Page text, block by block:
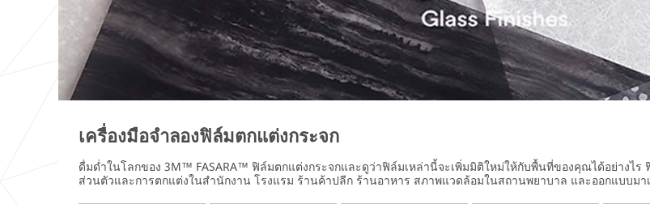
เครื่องมือจำลองฟิล์มตกแต่งกระจก
ดื่มด่ำในโลกของ 3M™ FASARA™ ฟิล์มตกแต่งกระจกและดูว่าฟิล์มเหล่านี้จะเพิ่มมิติใหม่ให้กับพื้นที่ของคุณได้อย่างไร
ส่วนตัวและการตกแต่งในสำนักงาน โรงแรม ร้านค้าปลีก ร้านอาหาร สภาพแวดล้อมในสถานพยาบาล และออกแบบมา